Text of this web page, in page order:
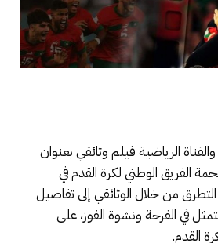
الرياضية فيلم وثائقي بعنوان
الفريق الوطني لكرة القدم في
من خلال الوثائقي إلى تفاصيل
في الفرحة ونشوة الفوز، على
القدم.